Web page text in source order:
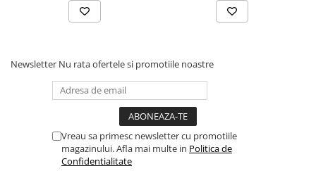
Accesorii pentru ferastraie
mecanice cu banda si disc
Accesorii pentru masini de gaurit
Accesorii pentru masini de taiat
Accesorii pentru mașini de găurit
magnetice
Accesorii pentru strunguri
Newsletter Nu rata ofertele si promotiile noastre
Vreau sa primesc newsletter cu promotiile
magazinului. Afla mai multe in Politica de
Confidentialitate